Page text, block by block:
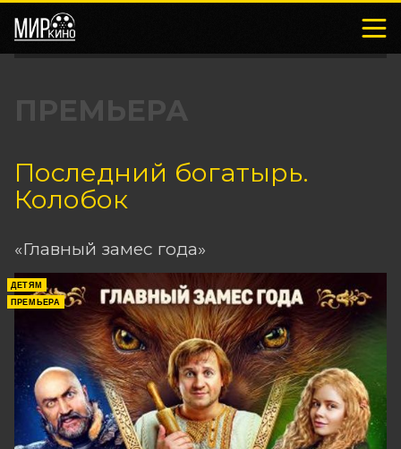
ПРЕМЬЕРА
Последний богатырь.
Колобок
«Главный замес года»
ДЕТЯМ
ПРЕМЬЕРА